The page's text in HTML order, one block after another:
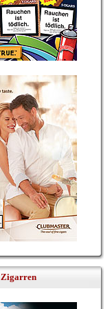
Zigarren